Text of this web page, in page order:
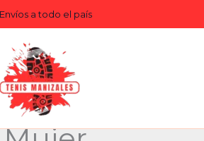
Envíos a todo el país